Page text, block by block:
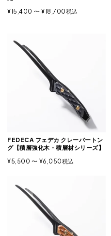
¥15,400 〜 ¥18,700税込
FEDECA フェデカ クレーバートン
グ【積層強化木・積層材シリーズ】
¥5,500 〜 ¥6,050税込